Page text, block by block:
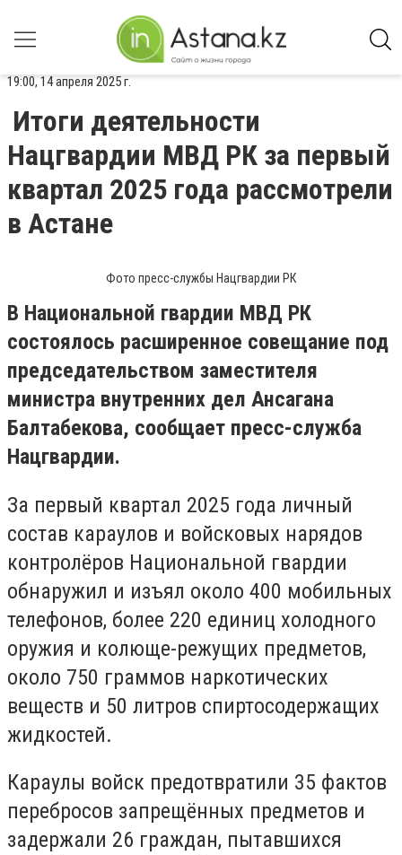
19:00, 14 апреля 2025 г.
Итоги деятельности
Нацгвардии МВД РК за первый
квартал 2025 года рассмотрели
в Астане
Фото пресс-службы Нацгвардии РК
В Национальной гвардии МВД РК
состоялось расширенное совещание под
председательством заместителя
министра внутренних дел Ансагана
Балтабекова, сообщает пресс-служба
Нацгвардии.
За первый квартал 2025 года личный
состав караулов и войсковых нарядов
контролёров Национальной гвардии
обнаружил и изъял около 400 мобильных
телефонов, более 220 единиц холодного
оружия и колюще-режущих предметов,
около 750 граммов наркотических
веществ и 50 литров спиртосодержащих
жидкостей.
Караулы войск предотвратили 35 фактов
перебросов запрещённых предметов и
задержали 26 граждан, пытавшихся